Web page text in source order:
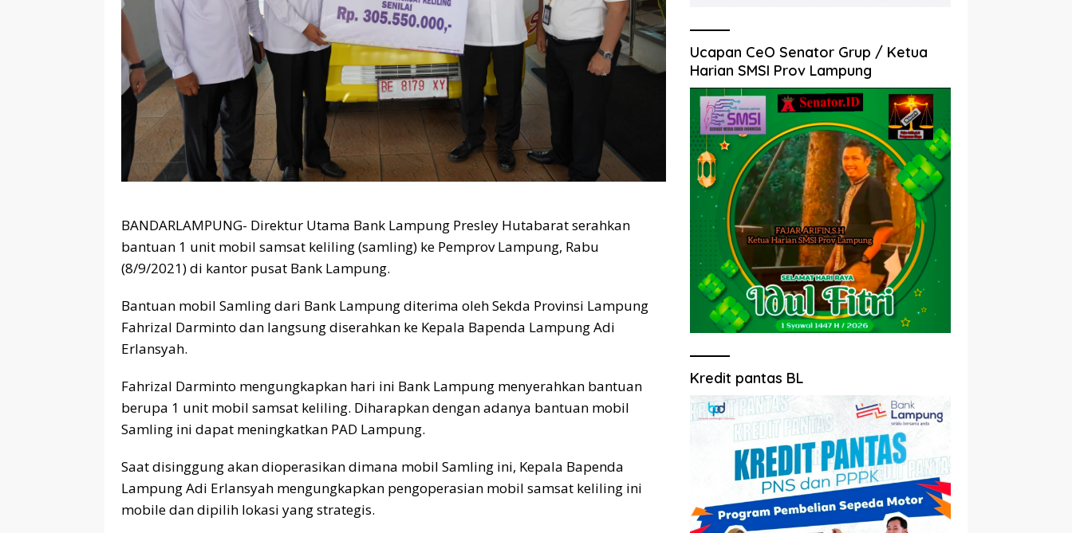
BANDARLAMPUNG- Direktur Utama Bank Lampung Presley Hutabarat serahkan
bantuan 1 unit mobil samsat keliling (samling) ke Pemprov Lampung, Rabu
(8/9/2021) di kantor pusat Bank Lampung.
Bantuan mobil Samling dari Bank Lampung diterima oleh Sekda Provinsi Lampung
Fahrizal Darminto dan langsung diserahkan ke Kepala Bapenda Lampung Adi
Erlansyah.
Fahrizal Darminto mengungkapkan hari ini Bank Lampung menyerahkan bantuan
berupa 1 unit mobil samsat keliling. Diharapkan dengan adanya bantuan mobil
Samling ini dapat meningkatkan PAD Lampung.
Saat disinggung akan dioperasikan dimana mobil Samling ini, Kepala Bapenda
Lampung Adi Erlansyah mengungkapkan pengoperasian mobil samsat keliling ini
mobile dan dipilih lokasi yang strategis.
Ucapan CeO Senator Grup / Ketua
Harian SMSI Prov Lampung
Kredit pantas BL